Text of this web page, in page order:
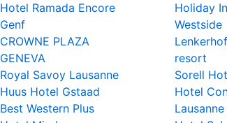
Hotel Ramada Encore
Genf
CROWNE PLAZA
GENEVA
Royal Savoy Lausanne
Huus Hotel Gstaad
Best Western Plus
Holiday
Westside
resort
Sorell
Hotel
Lausanne